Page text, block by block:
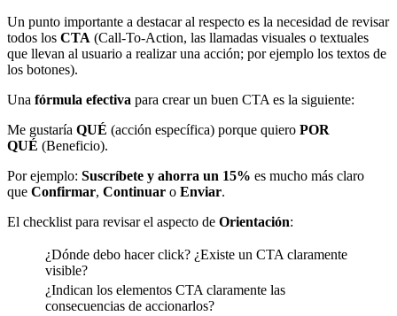
Un punto importante a destacar al respecto es la necesidad de revisar
todos los CTA (Call-To-Action, las llamadas visuales o textuales
que llevan al usuario a realizar una acción; por ejemplo los textos de
los botones).
Una fórmula efectiva para crear un buen CTA es la siguiente:
Me gustaría QUÉ (acción específica) porque quiero POR
QUÉ (Beneficio).
Por ejemplo: Suscríbete y ahorra un 15% es mucho más claro
que Confirmar, Continuar o Enviar.
El checklist para revisar el aspecto de Orientación:
¿Dónde debo hacer click? ¿Existe un CTA claramente
visible?
¿Indican los elementos CTA claramente las
consecuencias de accionarlos?